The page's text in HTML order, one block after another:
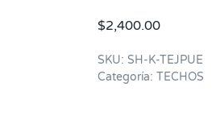
$2,400.00
SKU: SH-K-TEJPUE
Categoría: TECHOS